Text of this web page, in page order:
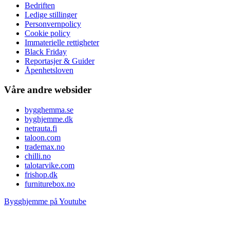
Bedriften
Ledige stillinger
Personvernpolicy
Cookie policy
Immaterielle rettigheter
Black Friday
Reportasjer & Guider
Åpenhetsloven
Våre andre websider
bygghemma.se
byghjemme.dk
netrauta.fi
taloon.com
trademax.no
chilli.no
talotarvike.com
frishop.dk
furniturebox.no
Bygghjemme på Youtube